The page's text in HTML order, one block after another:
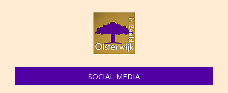
SOCIAL MEDIA